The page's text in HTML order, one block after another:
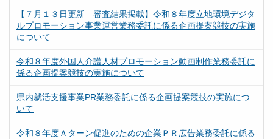
【７月１３日更新 審査結果掲載】令和８年度立地環境デジタ
ルプロモーション事業運営業務委託に係る企画提案競技の実施
について
令和８年度外国人介護人材プロモーション動画制作業務委託に
係る企画提案競技の実施について
県内就活支援事業PR業務委託に係る企画提案競技の実施につ
いて
令和８年度Ａターン促進のための企業ＰＲ広告業務委託に係る